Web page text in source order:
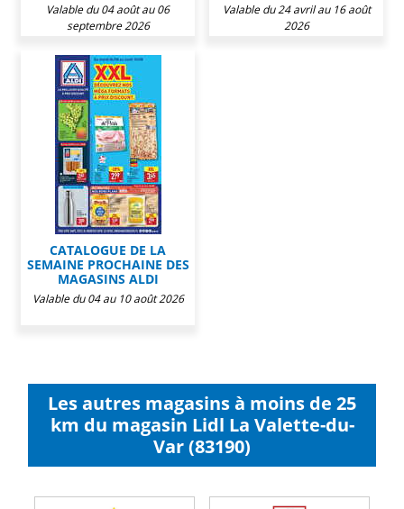
Valable du 04 août au 06
septembre 2026
Valable du 24 avril au 16 août
2026
CATALOGUE DE LA
SEMAINE PROCHAINE DES
MAGASINS ALDI
Valable du 04 au 10 août 2026
Les autres magasins à moins de 25
km du magasin Lidl La Valette-du-
Var (83190)